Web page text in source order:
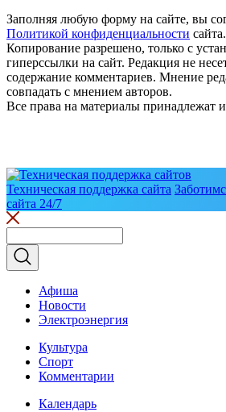
Заполняя любую форму на сайте, вы
Политикой конфиденциальности сайта.
Копирование разрешено, только с
гиперссылки на сайт. Редакция не
содержание комментариев. Мнение
совпадать с мнением авторов.
Все права на материалы принадлежат
Техническая поддержка сайта
сайта 24/7
Афиша
Новости
Электроэнергия
Культура
Спорт
Комментарии
Календарь